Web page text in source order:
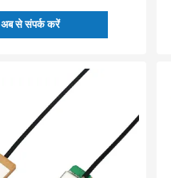
अब से संपर्क करें